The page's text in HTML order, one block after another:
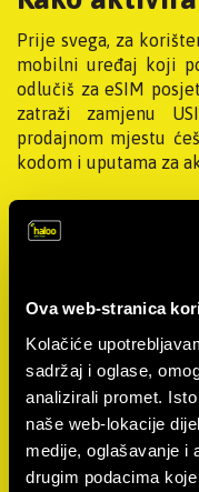
Ova web-stranica
Kolačiće
sadržaj i oglase,
analizirali promet.
naše web-lokacije
medije, oglašavanje i
drugim podacima
Prije svega, za
mobilni uređaj koji
odlučiš za eSIM
zatraži zamjenu
prodajnom mjestu
kodom i uputama za